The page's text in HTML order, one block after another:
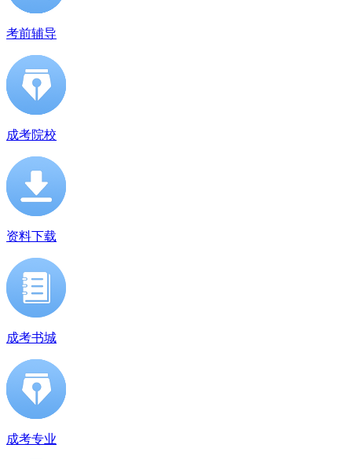
考前辅导
成考院校
资料下载
成考书城
成考专业